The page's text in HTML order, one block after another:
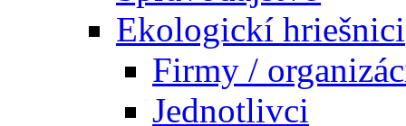
Ekologickí hriešnici
Firmy /
Jednotlivci